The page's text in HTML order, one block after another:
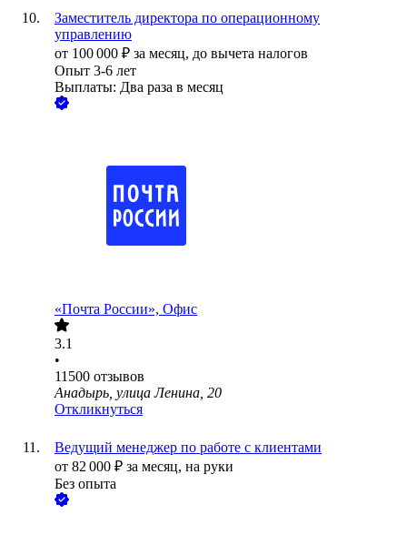
Заместитель директора по операционному
управлению
от 100 000 ₽ за месяц, до вычета налогов
Опыт 3-6 лет
Выплаты: Два раза в месяц
«Почта России», Офис
3.1
•
11500 отзывов
Анадырь, улица Ленина, 20
Откликнуться
Ведущий менеджер по работе с клиентами
от 82 000 ₽ за месяц, на руки
Без опыта